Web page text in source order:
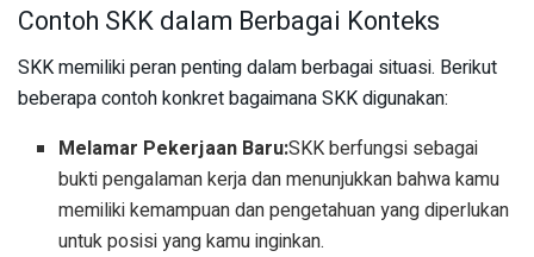
Contoh SKK dalam Berbagai Konteks
SKK memiliki peran penting dalam berbagai situasi. Berikut
beberapa contoh konkret bagaimana SKK digunakan:
Melamar Pekerjaan Baru:SKK berfungsi sebagai
bukti pengalaman kerja dan menunjukkan bahwa kamu
memiliki kemampuan dan pengetahuan yang diperlukan
untuk posisi yang kamu inginkan.